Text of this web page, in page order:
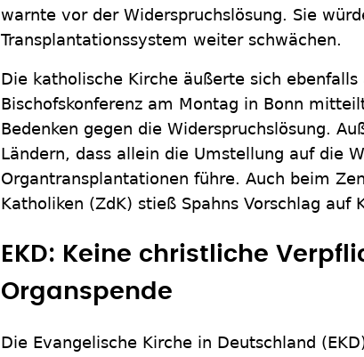
warnte vor der Widerspruchslösung. Sie
Transplantationssystem weiter schwächen.
Die katholische Kirche äußerte sich
Bischofskonferenz am Montag in Bonn
Bedenken gegen die Widerspruchslösung.
Ländern, dass allein die Umstellung auf die
Organtransplantationen führe. Auch beim
Katholiken (ZdK) stieß Spahns Vorschlag auf
EKD: Keine christliche
Organspende
Die Evangelische Kirche in Deutschland